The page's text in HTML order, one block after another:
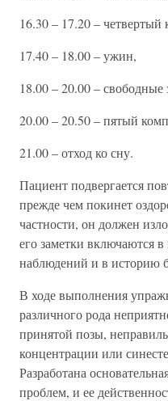
16.30 – 17.20 –
17.40 – 18.00 – ужин,
18.00 – 20.00 – свободные
20.00 – 20.50 – пятый
21.00 – отход ко сну.
Пациент подвергается
прежде чем покинет
частности, он должен
его заметки включаются
наблюдений и в историю
В ходе выполнения
различного рода
принятой позы,
концентрации или
Разработана
проблем, и ее